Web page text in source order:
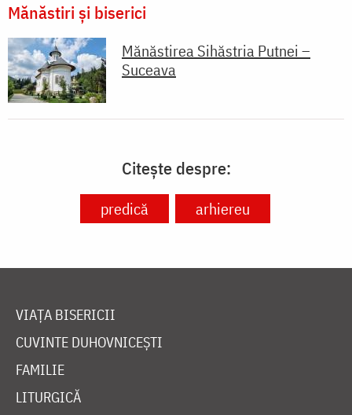
Mănăstiri și biserici
Mănăstirea Sihăstria Putnei –
Suceava
Citește despre:
predică arhiereu
VIAȚA BISERICII
CUVINTE DUHOVNICEȘTI
FAMILIE
LITURGICĂ